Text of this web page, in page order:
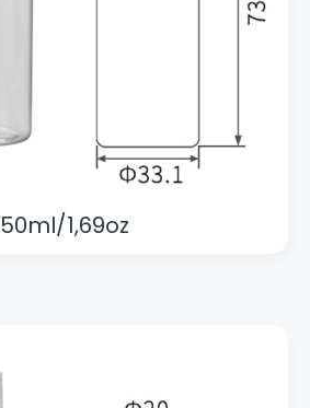
50ml/1,69oz